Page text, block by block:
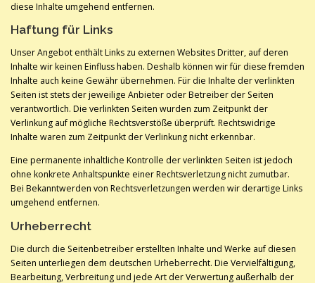
diese Inhalte umgehend entfernen.
Haftung für Links
Unser Angebot enthält Links zu externen Websites Dritter, auf deren
Inhalte wir keinen Einfluss haben. Deshalb können wir für diese fremden
Inhalte auch keine Gewähr übernehmen. Für die Inhalte der verlinkten
Seiten ist stets der jeweilige Anbieter oder Betreiber der Seiten
verantwortlich. Die verlinkten Seiten wurden zum Zeitpunkt der
Verlinkung auf mögliche Rechtsverstöße überprüft. Rechtswidrige
Inhalte waren zum Zeitpunkt der Verlinkung nicht erkennbar.
Eine permanente inhaltliche Kontrolle der verlinkten Seiten ist jedoch
ohne konkrete Anhaltspunkte einer Rechtsverletzung nicht zumutbar.
Bei Bekanntwerden von Rechtsverletzungen werden wir derartige Links
umgehend entfernen.
Urheberrecht
Die durch die Seitenbetreiber erstellten Inhalte und Werke auf diesen
Seiten unterliegen dem deutschen Urheberrecht. Die Vervielfältigung,
Bearbeitung, Verbreitung und jede Art der Verwertung außerhalb der